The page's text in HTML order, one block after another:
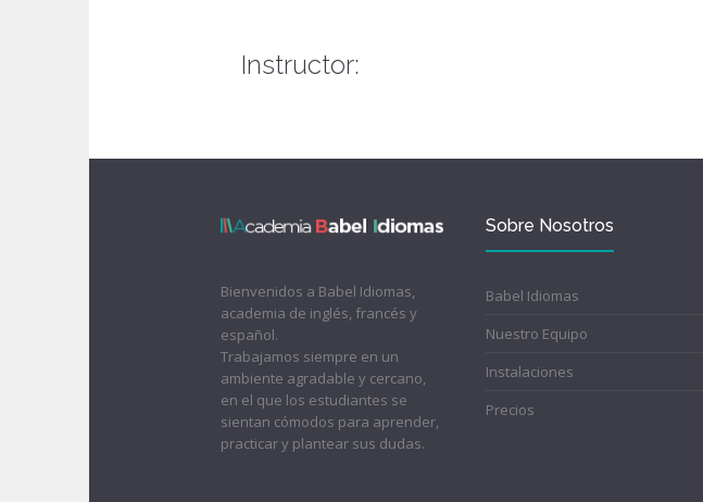
Instructor:
Bienvenidos a Babel Idiomas,
academia de inglés, francés y
español.
Trabajamos siempre en un
ambiente agradable y cercano,
en el que los estudiantes se
sientan cómodos para aprender,
practicar y plantear sus dudas.
Sobre Nosotros
Babel Idiomas
Nuestro Equipo
Instalaciones
Precios